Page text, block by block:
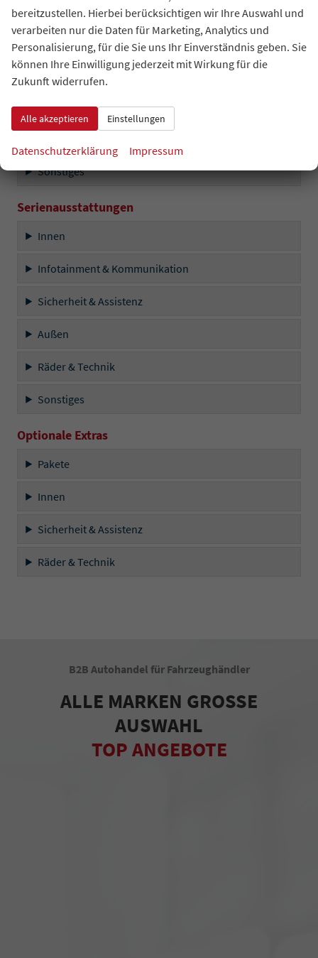
Innen
Infotainment & Kommunikation
Sicherheit & Assistenz
Außen
Sonstiges
Serienausstattungen
Innen
Infotainment & Kommunikation
Sicherheit & Assistenz
Außen
Räder & Technik
Sonstiges
Optionale Extras
Pakete
Innen
Sicherheit & Assistenz
Räder & Technik
B2B Autohandel für Fahrzeughändler
ALLE MARKEN GROSSE
AUSWAHL
TOP ANGEBOTE
bereitzustellen. Hierbei berücksichtigen wir Ihre Auswahl und
verarbeiten nur die Daten für Marketing, Analytics und
Personalisierung, für die Sie uns Ihr Einverständnis geben. Sie
können Ihre Einwilligung jederzeit mit Wirkung für die
Zukunft widerrufen.
Alle akzeptieren Einstellungen
Datenschutzerklärung Impressum